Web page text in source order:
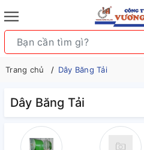
Trang chủ Dây Băng Tải
Dây Băng Tải